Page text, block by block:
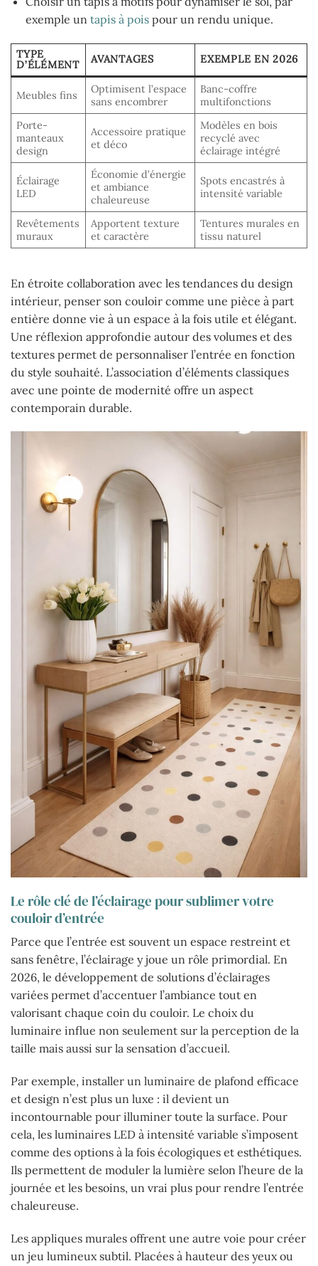
exemple un tapis à poispour un rendu unique.
TYPE
D’ÉLÉMENT
AVANTAGES EXEMPLE EN 2026
Meubles fins
Optimisent l’espace
sans encombrer
Banc-coffre
multifonctions
Porte-
manteaux
design
Accessoire pratique
et déco
Modèles en bois
recyclé avec
éclairage intégré
Éclairage
LED
Économie d’énergie
et ambiance
chaleureuse
Spots encastrés à
intensité variable
Revêtements
muraux
Apportent texture
et caractère
Tentures murales en
tissu naturel
En étroite collaboration avec les tendances du design
intérieur, penser son couloir comme une pièce à part
entière donne vie à un espace à la fois utile et élégant.
Une réflexion approfondie autour des volumes et des
textures permet de personnaliser l’entrée en fonction
du style souhaité. L’association d’éléments classiques
avec une pointe de modernité offre un aspect
contemporain durable.
Le rôle clé de l’éclairage pour sublimer votre
couloir d’entrée
Parce que l’entrée est souvent un espace restreint et
sans fenêtre, l’éclairage y joue un rôle primordial. En
2026, le développement de solutions d’éclairages
variées permet d’accentuer l’ambiance tout en
valorisant chaque coin du couloir. Le choix du
luminaire influe non seulement sur la perception de la
taille mais aussi sur la sensation d’accueil.
Par exemple, installer un luminaire de plafond efficace
et design n’est plus un luxe : il devient un
incontournable pour illuminer toute la surface. Pour
cela, les luminaires LED à intensité variable s’imposent
comme des options à la fois écologiques et esthétiques.
Ils permettent de moduler la lumière selon l’heure de la
journée et les besoins, un vrai plus pour rendre l’entrée
chaleureuse.
Les appliques murales offrent une autre voie pour créer
un jeu lumineux subtil. Placées à hauteur des yeux ou